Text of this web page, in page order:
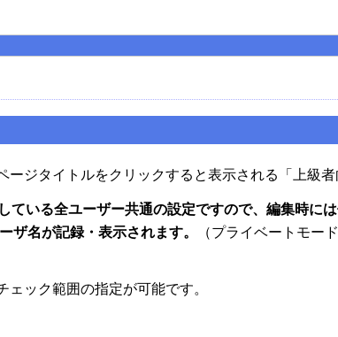
ージタイトルをクリックすると表示される「上級
ている全ユーザー共通の設定ですので、編集時
ザ名が記録・表示されます。
（プライベートモー
ェック範囲の指定が可能です。